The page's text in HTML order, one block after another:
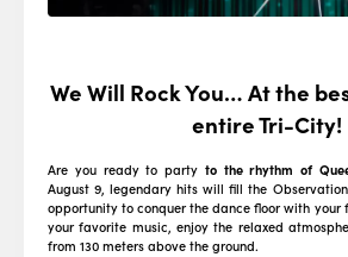
We Will Rock You… At the
entire Tri-City!
Are you ready to party to the rhythm of
August 9, legendary hits will fill the
opportunity to conquer the dance floor with your
your favorite music, enjoy the relaxed
from 130 meters above the ground.